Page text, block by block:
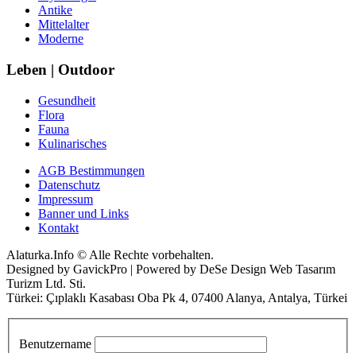
Antike
Mittelalter
Moderne
Leben | Outdoor
Gesundheit
Flora
Fauna
Kulinarisches
AGB Bestimmungen
Datenschutz
Impressum
Banner und Links
Kontakt
Alaturka.Info © Alle Rechte vorbehalten.
Designed by GavickPro | Powered by DeSe Design Web Tasarım
Turizm Ltd. Sti.
Türkei: Çıplaklı Kasabası Oba Pk 4, 07400 Alanya, Antalya, Türkei
Benutzername